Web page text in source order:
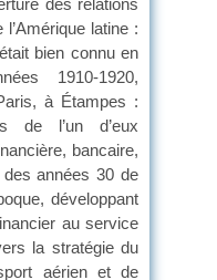
des relations
latine :
bien connu en
1910-1920,
à Étampes :
de l’un d’eux
bancaire,
des années 30 de
développant
au service
la stratégie du
aérien et de